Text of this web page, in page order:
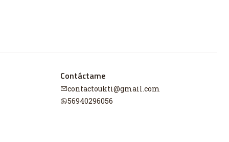
Contáctame
contactoukti@gmail.com
56940296056